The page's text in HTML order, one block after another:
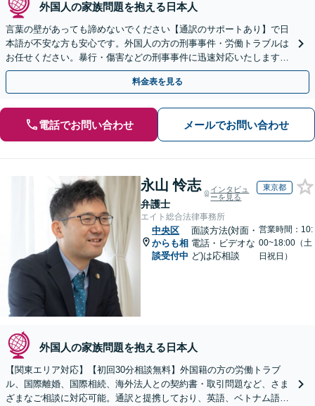
外国人の家族問題を抱える日本人
言葉の壁があっても諦めないでください【通訳のサポートあり】で日
本語が不安な方も安心です。外国人の方の刑事事件・労働トラブルは
お任せください。暴行・傷害などの刑事事件に迅速対応いたします。
【事前予約で休日・夜間面談可】
料金表を見る
電話でお問い合わせ メールでお問い合わせ
永山 怜志
弁護士
インタビュ
ーを見る
東京都
エイト総合法律事務所
中央区
からも相
談受付中
面談方法(対面・
電話・ビデオな
ど)は応相談
営業時間：10:
00~18:00（土
日祝日）
外国人の家族問題を抱える日本人
【関東エリア対応】【初回30分相談無料】外国籍の方の労働トラブ
ル、国際離婚、国際相続、海外法人との契約書・取引問題など、さま
ざまなご相談に対応可能。通訳と提携しており、英語、ベトナム語、